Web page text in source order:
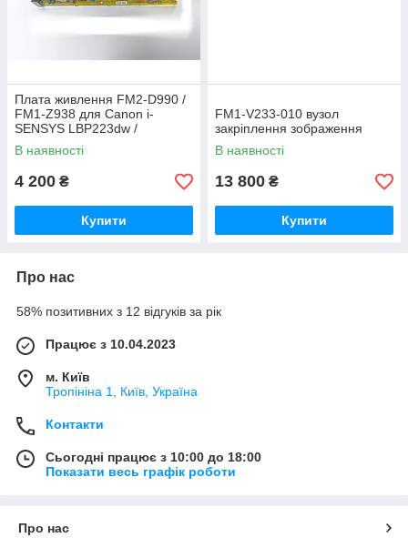
Плата живлення FM2-D990 /
FM1-Z938 для Canon i-
SENSYS LBP223dw /
LBP214dw
В наявності
4 200 ₴
Купити
FM1‑V233‑010 вузол
закріплення зображення
В наявності
13 800 ₴
Купити
Про нас
58% позитивних з 12 відгуків за рік
Працює з 10.04.2023
м. Київ
Тропініна 1, Київ, Україна
Контакти
Сьогодні працює з 10:00 до 18:00
Показати весь графік роботи
Про нас